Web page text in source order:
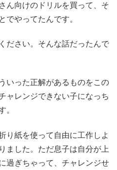
ん向けのドリルを買って、そ
でやってたんです。
ださい。そんな話だったんで
いった正解があるものをこの
ャレンジできない子になっち
。
り紙を使って自由に工作しよ
ました。ただ息子は自分が上
過ぎちゃって、チャレンジせ